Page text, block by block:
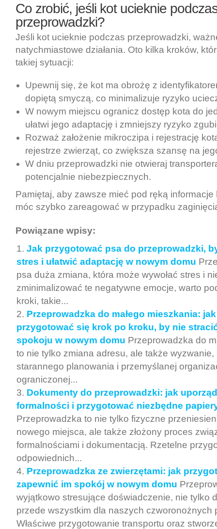
Co zrobić, jeśli kot ucieknie
przeprowadzki?
Jeśli kot ucieknie podczas przeprowadzki,
natychmiastowe działania. Oto kilka kroków,
takiej sytuacji:
Upewnij się, że kot ma obrożę z
dopiętą smyczą, co minimalizuje ryzyko
W nowym miejscu ogranicz dostęp kota do
ułatwi jego adaptację i zmniejszy ryzyko
Rozważ założenie mikroczipa i rejestrację
rejestrze zwierząt, co zwiększa szansę na
W dniu przeprowadzki nie otwieraj
potencjalnie niebezpiecznych.
Pamiętaj, aby zawsze mieć pod ręką
móc szybko zareagować w przypadku
Powiązane wpisy:
Jak przygotować psa do przeprowadzki,
stres i ułatwić adaptację w nowym domu
psa duża zmiana, która może wywołać stres i
zminimalizować te negatywne emocje, warto
kroki, takie...
Przeprowadzka do małego mieszkania:
przygotować się krok po kroku, by nie
spokoju w nowym domu Przeprowadzka do
to nie tylko zmiana adresu, ale także
starannego planowania i przemyślanej
ograniczonej...
Dokumenty do przeprowadzki: jak
formalności i przygotować niezbędne
Przeprowadzka to nie tylko fizyczne
nowego miejsca, ale także złożony proces
formalnościami i dokumentacją. Rzetelne
odpowiednich...
Przeprowadzka ze zwierzętami: jak
zapewnić im spokój w nowym domu
wyjątkowo stresujące doświadczenie, nie tylko
przede wszystkim dla naszych czworonożnych
Właściwe przygotowanie transportu oraz